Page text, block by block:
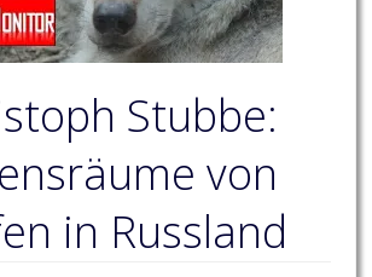
Stubbe:
von
in Russland